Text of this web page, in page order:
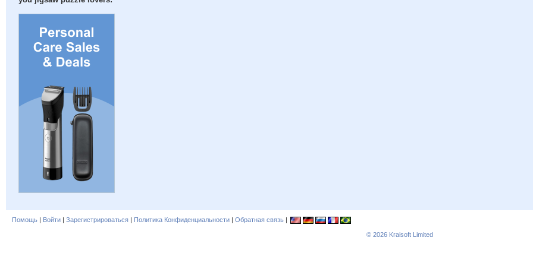
Помощь | Войти | Зарегистрироваться | Политика Конфиденциальности | Обратная связь |
© 2026 Kraisoft Limited